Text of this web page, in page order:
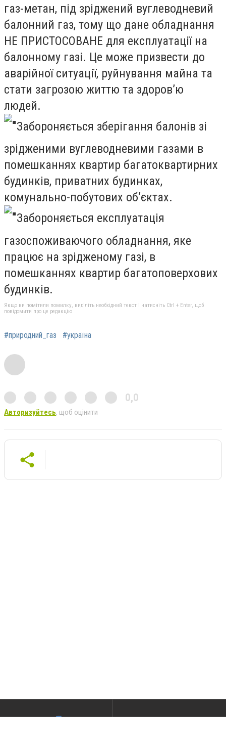
газ-метан, під зріджений вуглеводневий
балонний газ, тому що дане обладнання
НЕ ПРИСТОСОВАНЕ для експлуатації на
балонному газі. Це може призвести до
аварійної ситуації, руйнування майна та
стати загрозою життю та здоров’ю
людей.
Забороняється зберігання балонів зі
зрідженими вуглеводневими газами в
помешканнях квартир багатоквартирних
будинків, приватних будинках,
комунально-побутових об’єктах.
Забороняється експлуатація
газоспоживаючого обладнання, яке
працює на зрідженому газі, в
помешканнях квартир багатоповерхових
будинків.
Якщо ви помітили помилку, виділіть необхідний текст і натисніть Ctrl + Enter, щоб
повідомити про це редакцію
#природний_газ #україна
0,0
Авторизуйтесь, щоб оцінити